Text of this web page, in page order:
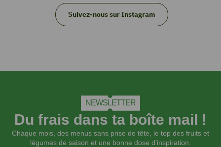
Suivez-nous sur Instagram
NEWSLETTER
Du frais dans ta boîte mail !
Chaque mois, des menus sans prise de tête, le top des fruits et
légumes de saison et une bonne dose d’inspiration.